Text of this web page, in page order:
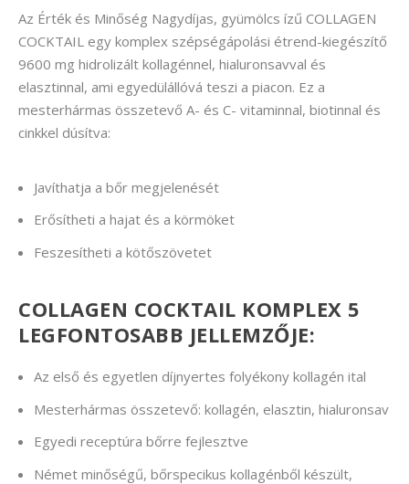
Az Érték és Minőség Nagydíjas, gyümölcs ízű COLLAGEN
COCKTAIL egy komplex szépségápolási étrend-kiegészítő
9600 mg hidrolizált kollagénnel, hialuronsavval és
elasztinnal, ami egyedülállóvá teszi a piacon. Ez a
mesterhármas összetevő A- és C- vitaminnal, biotinnal és
cinkkel dúsítva:
Javíthatja a bőr megjelenését
Erősítheti a hajat és a körmöket
Feszesítheti a kötőszövetet
COLLAGEN COCKTAIL KOMPLEX 5
LEGFONTOSABB JELLEMZŐJE:
Az első és egyetlen díjnyertes folyékony kollagén ital
Mesterhármas összetevő: kollagén, elasztin, hialuronsav
Egyedi receptúra bőrre fejlesztve
Német minőségű, bőrspecikus kollagénből készült,